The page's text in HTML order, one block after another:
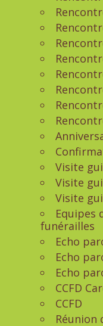
Visite
Visite
Visite
Equipes
funérailles
Echo
Echo
Echo
CCFD
CCFD
Réunion